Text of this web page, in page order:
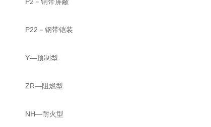
P22－钢带铠装
Y—预制型
ZR—阻燃型
NH—耐火型